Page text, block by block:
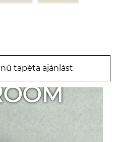
tapéta ajánlást